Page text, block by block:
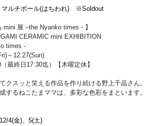
ルチボール(はちわれ)　※Soldout
mini 展 –the Nyanko times - 】
CERAMIC mini EXHIBITION
times -
～12.27(Sun)
最終日17:30迄）【木曜定休】
クスッと笑える作品を作り続ける野上千晶さ
するねこたまママは、多彩な色彩をまといま
4(金)、5(土)